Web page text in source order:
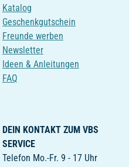
Katalog
Geschenkgutschein
Freunde werben
Newsletter
Ideen & Anleitungen
FAQ
DEIN KONTAKT ZUM VBS
SERVICE
Telefon Mo.-Fr. 9 - 17 Uhr